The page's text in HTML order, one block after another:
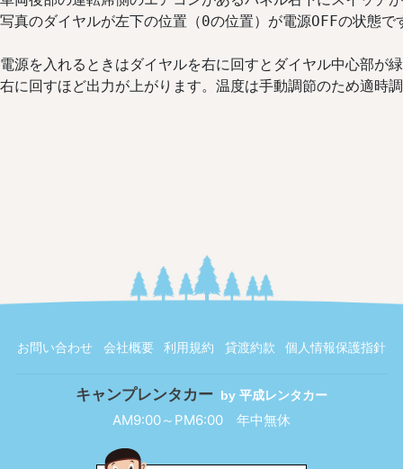
写真のダイヤルが左下の位置（0の位置）が電源OFFの状態で
電源を入れるときはダイヤルを右に回すとダイヤル中心部が
右に回すほど出力が上がります。温度は手動調節のため適時
お問い合わせ 会社概要 利用規約 貸渡約款 個人情報保護指針
キャンプレンタカー by 平成レンタカー
AM9:00～PM6:00 年中無休